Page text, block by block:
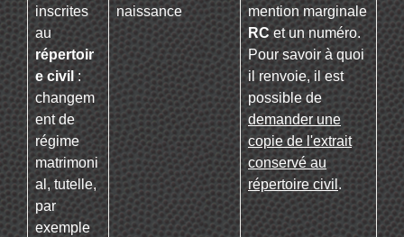
inscrites
au
répertoir
e civil :
changem
ent de
régime
matrimoni
al, tutelle,
par
exemple
naissance
mention marginale
RCet un numéro.
Pour savoir à quoi
il renvoie, il est
possible de
demander une
copie de l'extrait
conservé au
répertoire civil.